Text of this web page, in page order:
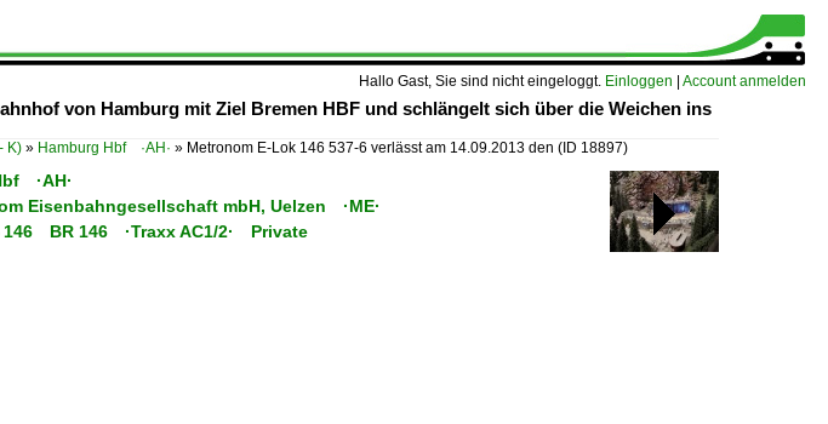
Hallo Gast, Sie sind nicht eingeloggt. Einloggen Account anmelden
von Hamburg mit Ziel Bremen HBF und schlängelt sich über die Weichen ins
K) » Hamburg Hbf ·AH· » Metronom E-Lok 146 537-6 verlässt am 14.09.2013 den (ID 18897)
·AH·
Eisenbahngesellschaft mbH, Uelzen ·ME·
146 BR 146 ·Traxx AC1/2· Private